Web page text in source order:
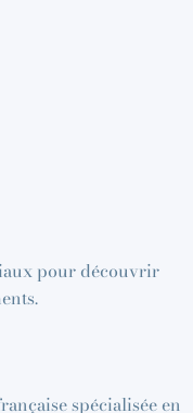
pour découvrir
spécialisée en